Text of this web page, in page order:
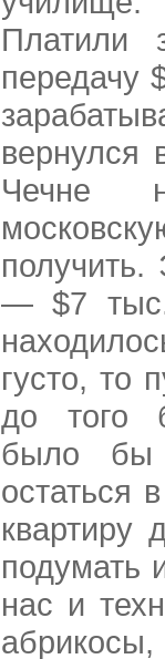
Платили
передачу
вернулся
Чечне
получить.
— $7
густо, то
до того
было бы
остаться
подумать
нас и